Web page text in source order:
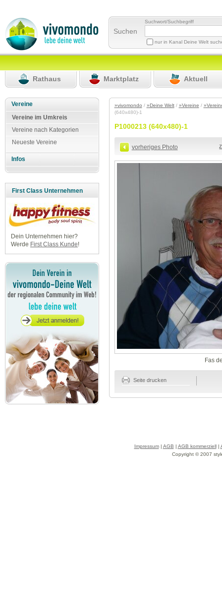
Suchen
Suchwort/Suchbegriff
nur in Kanal Deine Welt
Rathaus Marktplatz Aktuell
Vereine
Vereine im Umkreis
Vereine nach Kategorien
Neueste Vereine
Infos
First Class Unternehmen
Dein Unternehmen hier?
Werde First Class Kunde!
»vivomondo / »Deine Welt/ »Vereine /
(640x480)-1
P1000213 (640x480)-1
vorheriges Photo
Fas
Seite drucken
Impressum| AGB | AGB kommerziell|
Copyright © 2007